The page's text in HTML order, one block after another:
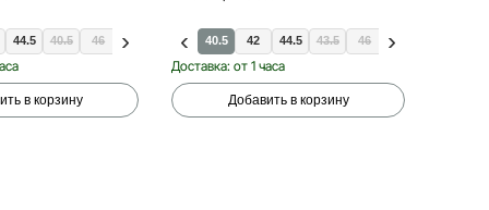
44.5 40.5 46 47.5
в корзину
40.5 42 44.5 43.5 46 47.5
Доставка: от 1 часа
Добавить в корзину